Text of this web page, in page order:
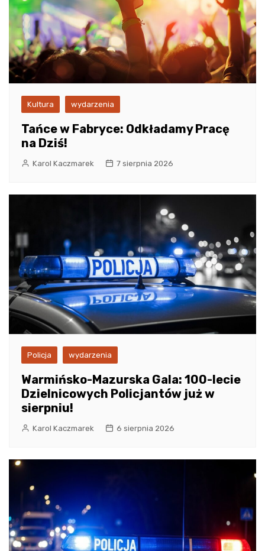
Kultura wydarzenia
Tańce w Fabryce: Odkładamy Pracę
na Dziś!
Karol Kaczmarek 7 sierpnia 2026
Policja wydarzenia
Warmińsko-Mazurska Gala: 100-lecie
Dzielnicowych Policjantów już w
sierpniu!
Karol Kaczmarek 6 sierpnia 2026